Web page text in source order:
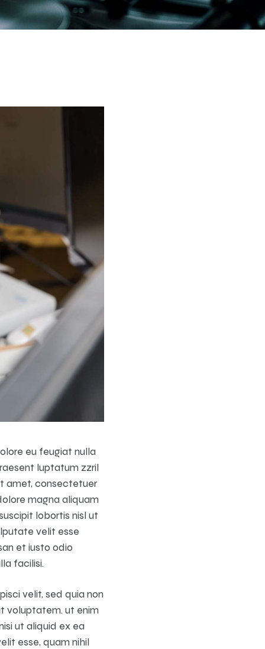
eu feugiat nulla
luptatum zzril
amet, consectetuer
magna aliquam
lobortis nisl ut
velit esse
et iusto odio
facilisi.
velit, sed quia non
voluptatem. ut enim
ut aliquid ex ea
esse, quam nihil